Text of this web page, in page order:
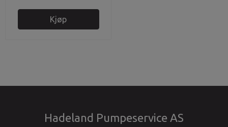
Kjøp
Hadeland Pumpeservice AS